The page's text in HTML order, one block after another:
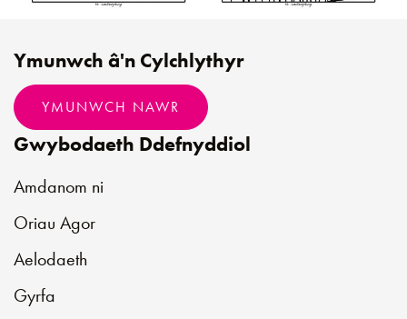
Gwybodaeth Ddefnyddiol
Amdanom ni
Oriau Agor
Aelodaeth
Gyrfa
Ymunwch â'n Cylchlythyr
YMUNWCH NAWR